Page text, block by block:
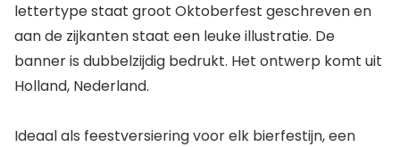
lettertype staat groot Oktoberfest geschreven en
aan de zijkanten staat een leuke illustratie. De
banner is dubbelzijdig bedrukt. Het ontwerp komt uit
Holland, Nederland.
Ideaal als feestversiering voor elk bierfestijn, een